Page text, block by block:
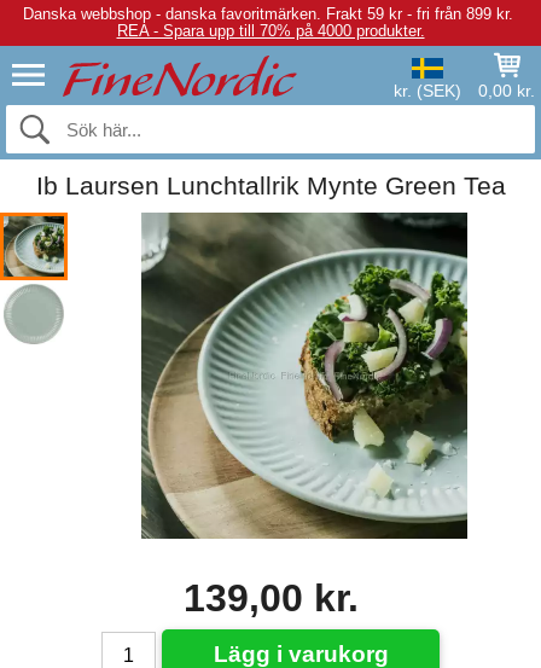
Danska webbshop - danska favoritmärken. Frakt 59 kr - fri från 899 kr.
REA - Spara upp till 70% på 4000 produkter.
kr. (SEK) 0,00 kr.
Ib Laursen Lunchtallrik Mynte Green Tea
139,00 kr.
Lägg i varukorg